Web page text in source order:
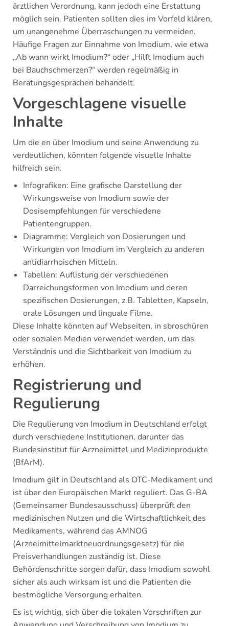
ärztlichen Verordnung, kann jedoch eine Erstattung
möglich sein. Patienten sollten dies im Vorfeld klären,
um unangenehme Überraschungen zu vermeiden.
Häufige Fragen zur Einnahme von Imodium, wie etwa
„Ab wann wirkt Imodium?“ oder „Hilft Imodium auch
bei Bauchschmerzen?“ werden regelmäßig in
Beratungsgesprächen behandelt.
Vorgeschlagene visuelle
Inhalte
Um die en über Imodium und seine Anwendung zu
verdeutlichen, könnten folgende visuelle Inhalte
hilfreich sein.
Infografiken: Eine grafische Darstellung der
Wirkungsweise von Imodium sowie der
Dosisempfehlungen für verschiedene
Patientengruppen.
Diagramme: Vergleich von Dosierungen und
Wirkungen von Imodium im Vergleich zu anderen
antidiarrhoischen Mitteln.
Tabellen: Auflistung der verschiedenen
Darreichungsformen von Imodium und deren
spezifischen Dosierungen, z.B. Tabletten, Kapseln,
orale Lösungen und linguale Filme.
Diese Inhalte könnten auf Webseiten, in sbroschüren
oder sozialen Medien verwendet werden, um das
Verständnis und die Sichtbarkeit von Imodium zu
erhöhen.
Registrierung und
Regulierung
Die Regulierung von Imodium in Deutschland erfolgt
durch verschiedene Institutionen, darunter das
Bundesinstitut für Arzneimittel und Medizinprodukte
(BfArM).
Imodium gilt in Deutschland als OTC-Medikament und
ist über den Europäischen Markt reguliert. Das G-BA
(Gemeinsamer Bundesausschuss) überprüft den
medizinischen Nutzen und die Wirtschaftlichkeit des
Medikaments, während das AMNOG
(Arzneimittelmarktneuordnungsgesetz) für die
Preisverhandlungen zuständig ist. Diese
Behördenschritte sorgen dafür, dass Imodium sowohl
sicher als auch wirksam ist und die Patienten die
bestmögliche Versorgung erhalten.
Es ist wichtig, sich über die lokalen Vorschriften zur